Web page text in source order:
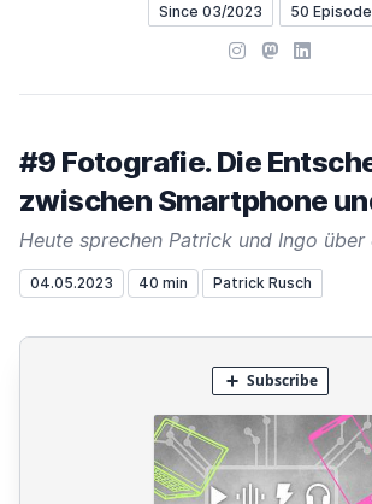
Since 03/2023 50
Instagram
Mastodon
LinkedIn
#9 Fotografie. Die
zwischen Smartphone
04.05.2023 40 min Patrick Rusch